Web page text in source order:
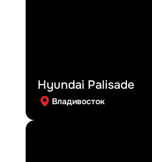
Hyundai Palisade
Владивосток